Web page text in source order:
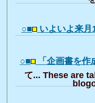
○■ いよいよ来
○■ 「企画書を
て... These are